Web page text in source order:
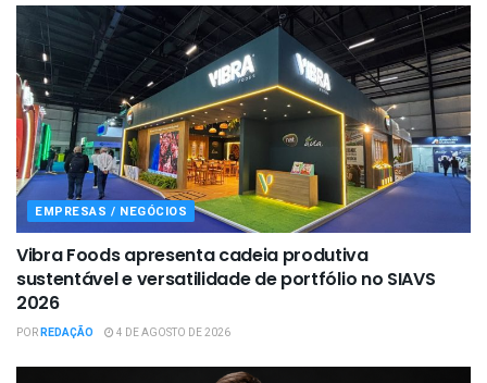
EMPRESAS / NEGÓCIOS
Vibra Foods apresenta cadeia produtiva
sustentável e versatilidade de portfólio no SIAVS
2026
PORREDAÇÃO 4 DE AGOSTO DE 2026